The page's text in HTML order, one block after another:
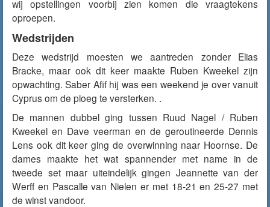
wij opstellingen voorbij zien komen die vraagtekens
oproepen.
Wedstrijden
Deze wedstrijd moesten we aantreden zonder Elias
Bracke, maar ook dit keer maakte Ruben Kweekel zijn
opwachting. Saber Afif hij was een weekend je over vanuit
Cyprus om de ploeg te versterken. .
De mannen dubbel ging tussen Ruud Nagel / Ruben
Kweekel en Dave veerman en de geroutineerde Dennis
Lens ook dit keer ging de overwinning naar Hoornse. De
dames maakte het wat spannender met name in de
tweede set maar uiteindelijk gingen Jeannette van der
Werff en Pascalle van Nielen er met 18-21 en 25-27 met
de winst vandoor.